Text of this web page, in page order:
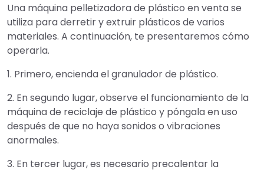
Una máquina pelletizadora de plástico en venta se
utiliza para derretir y extruir plásticos de varios
materiales. A continuación, te presentaremos cómo
operarla.
1. Primero, encienda el granulador de plástico.
2. En segundo lugar, observe el funcionamiento de la
máquina de reciclaje de plástico y póngala en uso
después de que no haya sonidos o vibraciones
anormales.
3. En tercer lugar, es necesario precalentar la